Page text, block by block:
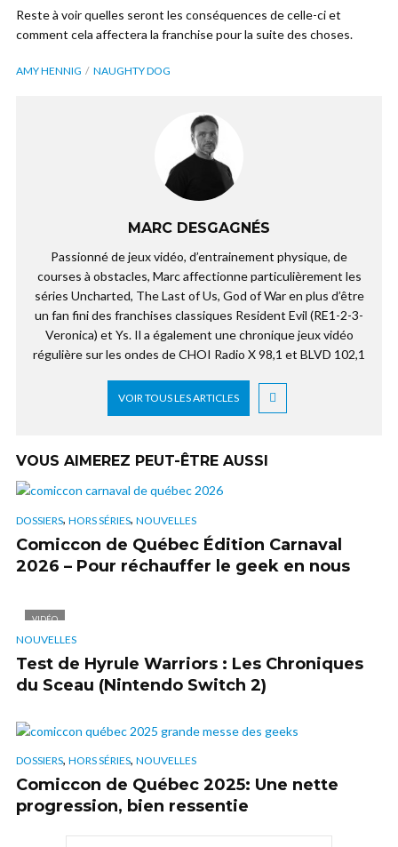
Reste à voir quelles seront les conséquences de celle-ci et
comment cela affectera la franchise pour la suite des choses.
AMY HENNIG NAUGHTY DOG
MARC DESGAGNÉS
Passionné de jeux vidéo, d’entrainement physique, de
courses à obstacles, Marc affectionne particulièrement les
séries Uncharted, The Last of Us, God of War en plus d’être
un fan fini des franchises classiques Resident Evil (RE1-2-3-
Veronica) et Ys. Il a également une chronique jeux vidéo
régulière sur les ondes de CHOI Radio X 98,1 et BLVD 102,1
VOIR TOUS LES ARTICLES
VOUS AIMEREZ PEUT-ÊTRE AUSSI
DOSSIERS, HORS SÉRIES, NOUVELLES
Comiccon de Québec Édition Carnaval
2026 – Pour réchauffer le geek en nous
VIDÉO
NOUVELLES
Test de Hyrule Warriors : Les Chroniques
du Sceau (Nintendo Switch 2)
DOSSIERS, HORS SÉRIES, NOUVELLES
Comiccon de Québec 2025: Une nette
progression, bien ressentie